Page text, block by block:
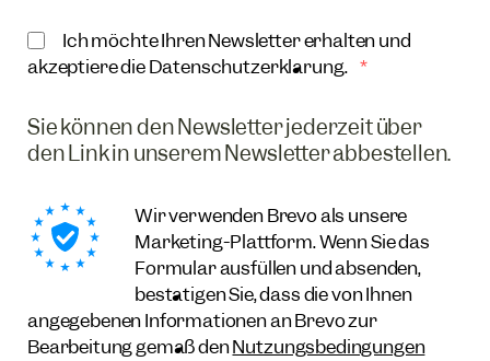
Ich möchte Ihren Newsletter erhalten und
akzeptiere die Datenschutzerklärung.
Sie können den Newsletter jederzeit über
den Link in unserem Newsletter abbestellen.
Wir verwenden Brevo als unsere
Marketing-Plattform. Wenn Sie das
Formular ausfüllen und absenden,
bestätigen Sie, dass die von Ihnen
angegebenen Informationen an Brevo zur
Bearbeitung gemäß denNutzungsbedingungen